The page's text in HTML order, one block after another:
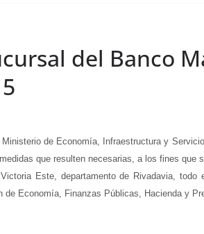
del Banco
de Economía, Infraestructura y
que resulten necesarias, a los fines que
Este, departamento de Rivadavia, todo
Economía, Finanzas Públicas, Hacienda y